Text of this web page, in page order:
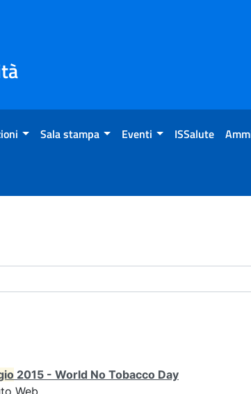
Sala stampa Eventi ISSalute
2015 - World No Tobacco Day
Web